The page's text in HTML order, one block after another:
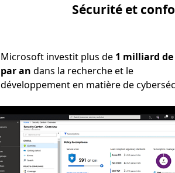
Sécurité et
Microsoft investit plus de 1 milliard de
par an dans la recherche et le
développement en matière de